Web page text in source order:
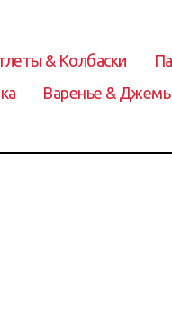
& Колбаски
Варенье &